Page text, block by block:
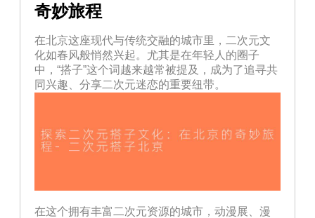
奇妙旅程
在北京这座现代与传统交融的城市里，二次元文
化如春风般悄然兴起。尤其是在年轻人的圈子
中，“搭子”这个词越来越常被提及，成为了追寻共
同兴趣、分享二次元迷恋的重要纽带。
在这个拥有丰富二次元资源的城市，动漫展、漫